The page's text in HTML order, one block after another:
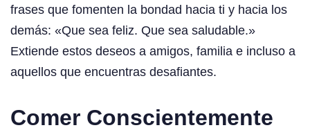
frases que fomenten la bondad hacia ti y hacia los
demás: «Que sea feliz. Que sea saludable.»
Extiende estos deseos a amigos, familia e incluso a
aquellos que encuentras desafiantes.
Comer Conscientemente